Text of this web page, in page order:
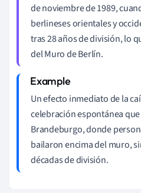
de noviembre de 1989,
berlineses orientales y
tras 28 años de división, lo
del Muro de Berlín.
Un efecto inmediato de la
celebración espontánea
Brandeburgo, donde
bailaron encima del muro,
décadas de división.